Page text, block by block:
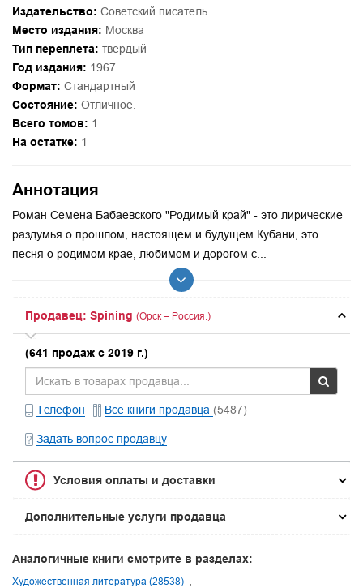
Издательство: Советский писатель
Место издания: Москва
Тип переплёта: твёрдый
Год издания: 1967
Формат: Стандартный
Состояние: Отличное.
Всего томов: 1
На остатке: 1
Аннотация
Роман Семена Бабаевского "Родимый край" - это лирические
раздумья о прошлом, настоящем и будущем Кубани, это
песня о родимом крае, любимом и дорогом с...
Продавец: Spining (Орск – Россия.)
(641 продаж с 2019 г.)
Телефон Все книги продавца (5487)
Задать вопрос продавцу
Условия оплаты и доставки
Дополнительные услуги продавца
Аналогичные книги смотрите в разделах:
Художественная литература (28538)